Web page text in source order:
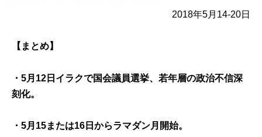
2018年5月14-20日
【まとめ】
・5月12日イラクで国会議員選挙、若年層の政治不信深
刻化。
・5月 15または16日からラマダン月開始。